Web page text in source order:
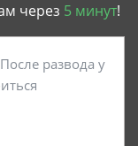
через 5 минут!